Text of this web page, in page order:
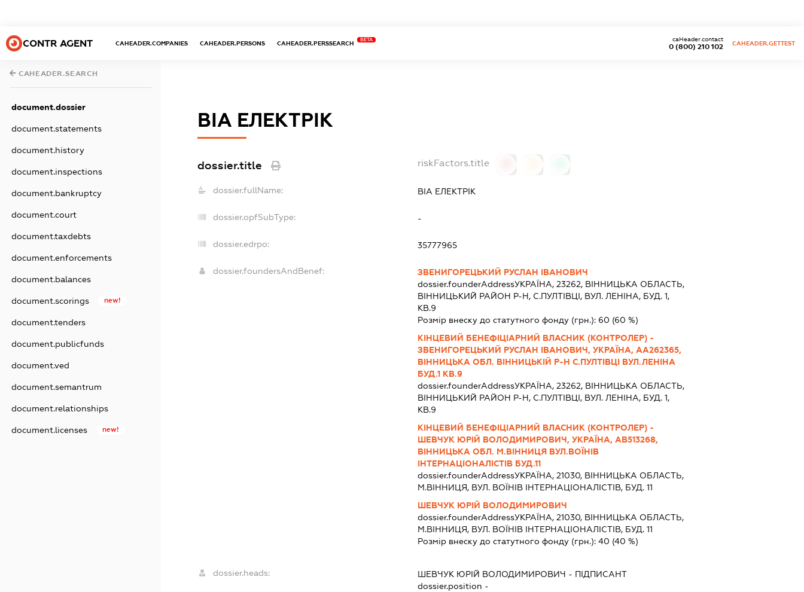
CONTR AGENT CAHEADER.COMPANIES CAHEADER.PERSONS CAHEADER.PERSSEARCH
BETA
0 (800) 210 102
caHeader.contact
CAHEADER.GETTEST
CAHEADER.SEARCH
document.dossier
document.statements
document.history
document.inspections
document.bankruptcy
document.court
document.taxdebts
document.enforcements
document.balances
document.scorings new!
document.tenders
document.publicfunds
document.ved
document.semantrum
document.relationships
document.licenses new!
ВІА ЕЛЕКТРІК
dossier.title riskFactors.title
dossier.fullName: ВІА ЕЛЕКТРІК
dossier.opfSubType: -
dossier.edrpo: 35777965
dossier.foundersAndBenef:
ЗВЕНИГОРЕЦЬКИЙ РУСЛАН ІВАНОВИЧ
dossier.founderAddressУКРАЇНА, 23262, ВIННИЦЬКА ОБЛАСТЬ,
ВIННИЦЬКИЙ РАЙОН Р-Н, С.ПУЛТІВЦІ, ВУЛ. ЛЕНІНА, БУД. 1,
КВ.9
Розмір внеску до статутного фонду (грн.): 60 (60 %)
КІНЦЕВИЙ БЕНЕФІЦІАРНИЙ ВЛАСНИК (КОНТРОЛЕР) -
ЗВЕНИГОРЕЦЬКИЙ РУСЛАН ІВАНОВИЧ, УКРАЇНА, АА262365,
ВІННИЦЬКА ОБЛ. ВІННИЦЬКІЙ Р-Н С.ПУЛТІВЦІ ВУЛ.ЛЕНІНА
БУД.1 КВ.9
dossier.founderAddressУКРАЇНА, 23262, ВIННИЦЬКА ОБЛАСТЬ,
ВIННИЦЬКИЙ РАЙОН Р-Н, С.ПУЛТІВЦІ, ВУЛ. ЛЕНІНА, БУД. 1,
КВ.9
КІНЦЕВИЙ БЕНЕФІЦІАРНИЙ ВЛАСНИК (КОНТРОЛЕР) -
ШЕВЧУК ЮРІЙ ВОЛОДИМИРОВИЧ, УКРАЇНА, АВ513268,
ВІННИЦЬКА ОБЛ. М.ВІННИЦЯ ВУЛ.ВОЇНІВ
ІНТЕРНАЦІОНАЛІСТІВ БУД.11
dossier.founderAddressУКРАЇНА, 21030, ВIННИЦЬКА ОБЛАСТЬ,
М.ВІННИЦЯ, ВУЛ. ВОЇНІВ ІНТЕРНАЦІОНАЛІСТІВ, БУД. 11
ШЕВЧУК ЮРІЙ ВОЛОДИМИРОВИЧ
dossier.founderAddressУКРАЇНА, 21030, ВIННИЦЬКА ОБЛАСТЬ,
М.ВІННИЦЯ, ВУЛ. ВОЇНІВ ІНТЕРНАЦІОНАЛІСТІВ, БУД. 11
Розмір внеску до статутного фонду (грн.):40 (40 %)
dossier.heads: ШЕВЧУК ЮРІЙ ВОЛОДИМИРОВИЧ - ПІДПИСАНТ
dossier.position -